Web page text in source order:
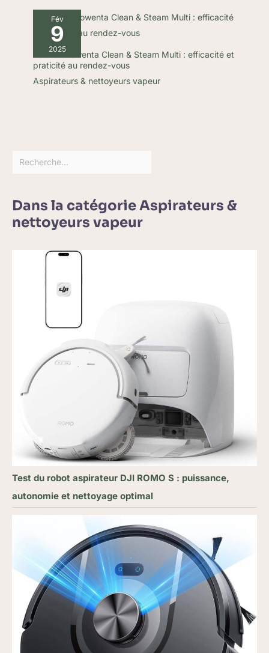
Fév
9
2025
Test du Rowenta Clean & Steam Multi : efficacité et
praticité au rendez-vous
Aspirateurs & nettoyeurs vapeur
Dans la catégorie Aspirateurs &
nettoyeurs vapeur
Test du robot aspirateur DJI ROMO S : puissance,
autonomie et nettoyage optimal